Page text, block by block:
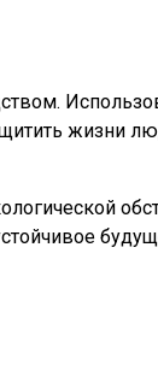
жизни